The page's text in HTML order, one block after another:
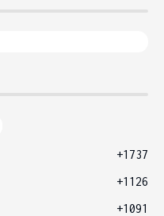
+1737
+1126
+1091